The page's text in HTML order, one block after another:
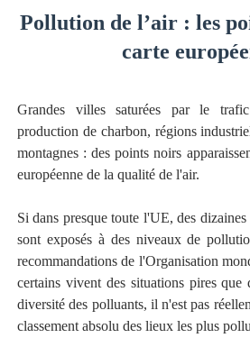
Pollution de l’air : les
carte
Grandes villes saturées par le
production de charbon, régions
montagnes : des points noirs
européenne de la qualité de l'air.
Si dans presque toute l'UE, des
sont exposés à des niveaux de
recommandations de l'Organisation
certains vivent des situations pires que
diversité des polluants, il n'est pas
classement absolu des lieux les plus